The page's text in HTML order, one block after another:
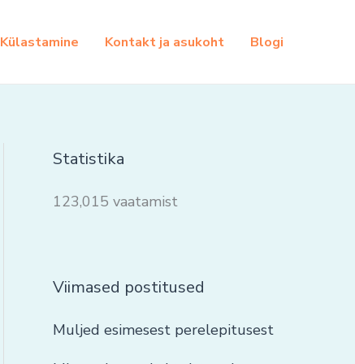
Külastamine Kontakt ja asukoht Blogi
Statistika
123,015 vaatamist
Viimased postitused
Muljed esimesest perelepitusest